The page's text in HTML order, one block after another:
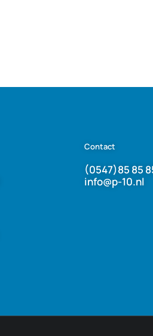
Contact
(0547)85 85
info@p-10.nl